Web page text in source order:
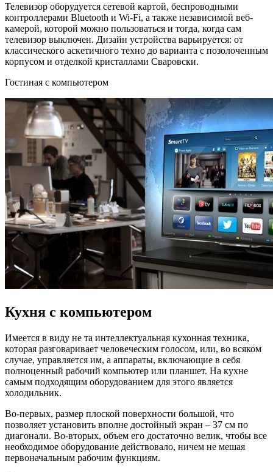
Телевизор оборудуется сетевой картой, беспроводными
контроллерами Bluetooth и Wi-Fi, а также независимой веб-
камерой, которой можно пользоваться и тогда, когда сам
телевизор выключен. Дизайн устройства варьируется: от
классического аскетичного техно до варианта с позолоченным
корпусом и отделкой кристаллами Сваровски.
Гостиная с компьютером
Кухня с компьютером
Имеется в виду не та интеллектуальная кухонная техника,
которая разговаривает человеческим голосом, или, во всяком
случае, управляется им, а аппараты, включающие в себя
полноценный рабочий компьютер или планшет. На кухне
самым подходящим оборудованием для этого является
холодильник.
Во-первых, размер плоской поверхности большой, что
позволяет установить вполне достойный экран – 37 см по
диагонали. Во-вторых, объем его достаточно велик, чтобы все
необходимое оборудование действовало, ничем не мешая
первоначальным рабочим функциям.